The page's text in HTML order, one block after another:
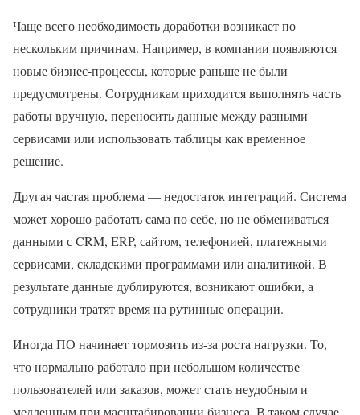
Чаще всего необходимость доработки возникает по
нескольким причинам. Например, в компании появляются
новые бизнес-процессы, которые раньше не были
предусмотрены. Сотрудникам приходится выполнять часть
работы вручную, переносить данные между разными
сервисами или использовать таблицы как временное
решение.
Другая частая проблема — недостаток интеграций. Система
может хорошо работать сама по себе, но не обмениваться
данными с CRM, ERP, сайтом, телефонией, платежными
сервисами, складскими программами или аналитикой. В
результате данные дублируются, возникают ошибки, а
сотрудники тратят время на рутинные операции.
Иногда ПО начинает тормозить из-за роста нагрузки. То,
что нормально работало при небольшом количестве
пользователей или заказов, может стать неудобным и
медленным при масштабировании бизнеса. В таком случае